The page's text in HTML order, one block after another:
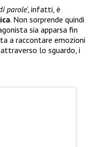
parole‘, infatti, è
. Non sorprende quindi
sia apparsa fin
a raccontare emozioni
lo sguardo, i